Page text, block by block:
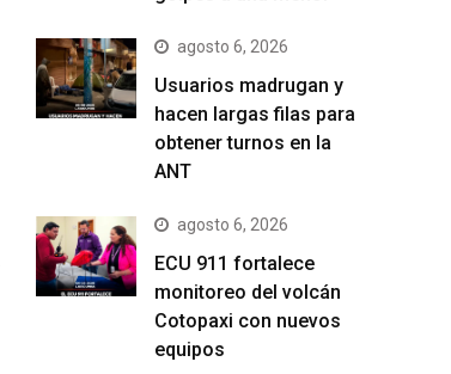
agosto 6, 2026
Usuarios madrugan y
hacen largas filas para
obtener turnos en la
ANT
agosto 6, 2026
ECU 911 fortalece
monitoreo del volcán
Cotopaxi con nuevos
equipos